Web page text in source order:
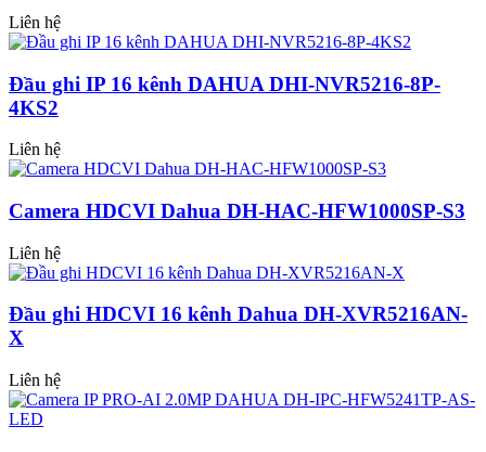
Liên hệ
Đầu ghi IP 16 kênh DAHUA DHI-NVR5216-8P-
4KS2
Liên hệ
Camera HDCVI Dahua DH-HAC-HFW1000SP-S3
Liên hệ
Đầu ghi HDCVI 16 kênh Dahua DH-XVR5216AN-
X
Liên hệ